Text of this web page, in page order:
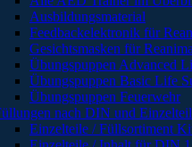
Ausbildungsmaterial
Feedbackelektronik für
Gesichtsmasken für
Übungspuppen Advanced
Übungspuppen Basic Life
Übungspuppen Feuerwehr
nach DIN und
Einzelteile / Füllsortiment